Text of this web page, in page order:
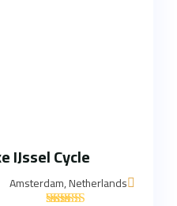
IJssel Cycle
Amsterdam, Netherlands
'